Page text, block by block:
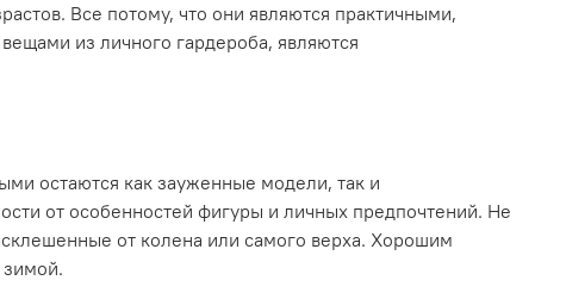
Все потому, что они являются практичными,
из личного гардероба, являются
остаются как зауженные модели, так и
от особенностей фигуры и личных предпочтений. Не
от колена или самого верха. Хорошим